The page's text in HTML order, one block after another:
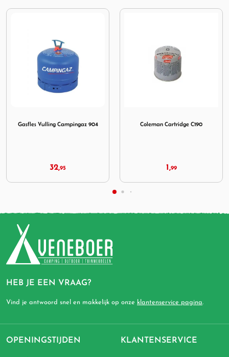
Gasfles Vulling Campingaz 904
32,95
Coleman Cartridge C190
1,99
HEB JE EEN VRAAG?
Vind je antwoord snel en makkelijk op onze klantenservice pagina.
OPENINGSTIJDEN KLANTENSERVICE